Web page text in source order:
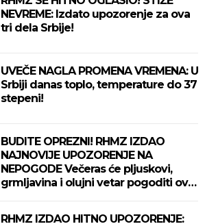
NEVREME: Izdato upozorenje za ova
tri dela Srbije!
UVEČE NAGLA PROMENA VREMENA: U
Srbiji danas toplo, temperature do 37
stepeni!
BUDITE OPREZNI! RHMZ IZDAO
NAJNOVIJE UPOZORENJE NA
NEPOGODE Večeras će pljuskovi,
grmljavina i olujni vetar pogoditi ove
RHMZ IZDAO HITNO UPOZORENJE: